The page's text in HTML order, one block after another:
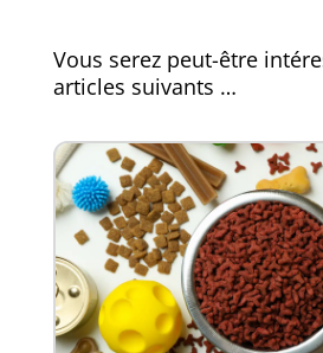
Vous serez peut-être
articles suivants …